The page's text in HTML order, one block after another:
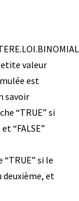
valeur
est
savoir
“TRUE” si
“FALSE”
si le
et